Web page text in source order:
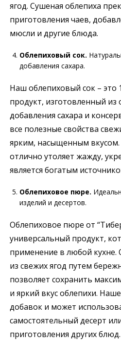
ягод. Сушеная облепиха
приготовления чаев,
мюсли и другие блюда.
Облепиховый сок.
добавления сахара.
Наш облепиховый сок – это
продукт, изготовленный из
добавления сахара и
все полезные свойства
ярким, насыщенным
отлично утоляет жажду,
является богатым
Облепиховое пюре.
изделий и десертов.
Облепиховое пюре от
универсальный продукт,
применение в любой кухне.
из свежих ягод путем
позволяет сохранить
и яркий вкус облепихи.
добавок и может
самостоятельный десерт
приготовления других блюд.